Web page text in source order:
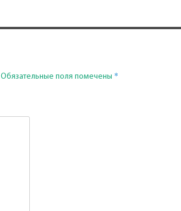
Обязательные поля помечены *